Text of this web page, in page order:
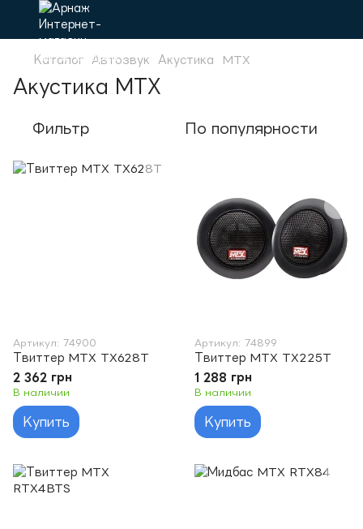
Каталог Автозвук Акустика MTX
Акустика MTX
Фильтр По популярности
Артикул: 74900
Твиттер MTX TX628T
2 362 грн
В наличии
Купить
Артикул: 74899
Твиттер MTX TX225T
1 288 грн
В наличии
Купить